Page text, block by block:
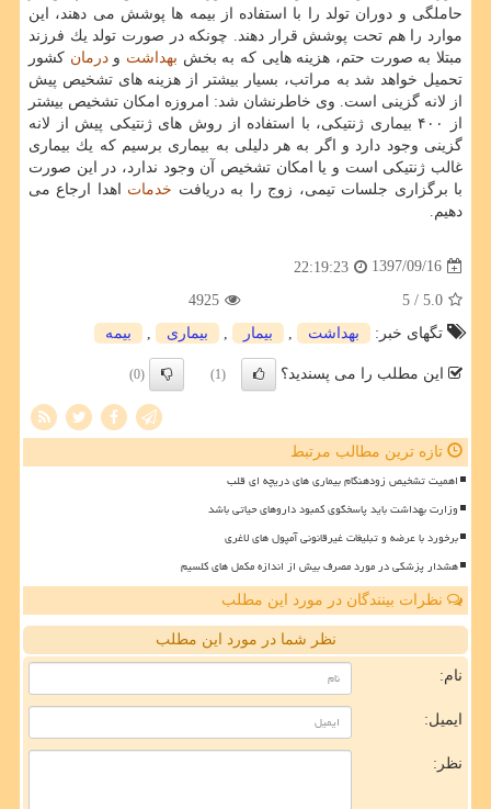
حاملگی و دوران تولد را با استفاده از بیمه ها پوشش می دهند، این
موارد را هم تحت پوشش قرار دهند. چونكه در صورت تولد یك فرزند
مبتلا به صورت حتم، هزینه هایی كه به بخش بهداشت ودرمان كشور
تحمیل خواهد شد به مراتب، بسیار بیشتر از هزینه های تشخیص پیش
از لانه گزینی است. وی خاطرنشان شد: امروزه امكان تشخیص بیشتر
از ۴۰۰ بیماری ژنتیكی، با استفاده از روش های ژنتیكی پیش از لانه
گزینی وجود دارد و اگر به هر دلیلی به بیماری برسیم كه یك بیماری
غالب ژنتیكی است و یا امكان تشخیص آن وجود ندارد، در این صورت
با برگزاری جلسات تیمی، زوج را به دریافت خدمات اهدا ارجاع می
دهیم.
1397/09/16
22:19:23
5.0
/ 5
4925
تگهای خبر:
بهداشت بیمار بیماری بیمه
این مطلب را می پسندید؟ (1)
(0)
تازه ترین مطالب مرتبط
اهمیت تشخیص زودهنگام بیماری های دریچه ای قلب
وزارت بهداشت باید پاسخگوی کمبود داروهای حیاتی باشد
برخورد با عرضه و تبلیغات غیرقانونی آمپول های لاغری
هشدار پزشکی در مورد مصرف بیش از اندازه مکمل های کلسیم
نظرات بینندگان در مورد این مطلب
نظر شما در مورد این مطلب
نام:
ایمیل:
نظر: